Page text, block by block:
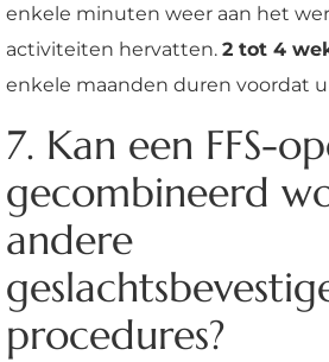
enkele minuten weer aan het
activiteiten hervatten. 2 tot 4
enkele maanden duren voordat
7. Kan een FFS-
gecombineerd
andere
procedures?